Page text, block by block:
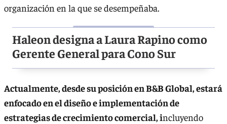
organización en la que se desempeñaba.
Haleon designa a Laura Rapino como
Gerente General para Cono Sur
Actualmente, desde su posición en B&B Global, estará
enfocado en el diseño e implementación de
estrategias de crecimiento comercial, incluyendo